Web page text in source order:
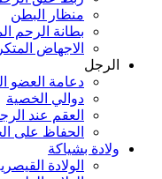
منظار البطن
بطانة الرحم
الاجهاض
الرجل
دعامة العضو
دوالي الخصية
العقم عند
الحفاظ على
ولادة بشياكة
الولادة